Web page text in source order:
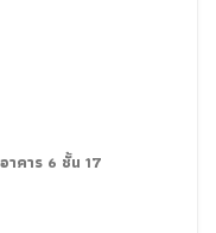
คาร 6 ชั้น 17